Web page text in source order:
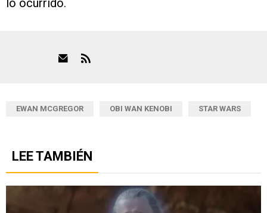
EWAN MCGREGOR OBI WAN KENOBI STAR WARS
LEE TAMBIÉN